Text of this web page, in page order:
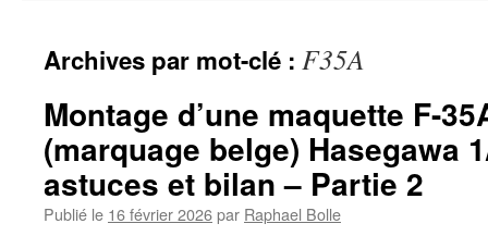
Archives par mot-clé : F35A
Montage d’une maquette F-
(marquage belge) Hasegawa
astuces et bilan – Partie 2
Publié le 16 février 2026par Raphael Bolle